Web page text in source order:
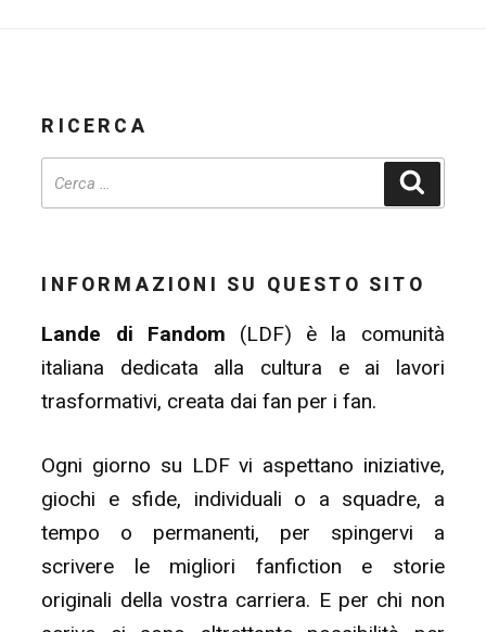
RICERCA
INFORMAZIONI SU QUESTO SITO
Lande di Fandom (LDF) è la comunità
italiana dedicata alla cultura e ai lavori
trasformativi, creata dai fan per i fan.
Ogni giorno su LDF vi aspettano iniziative,
giochi e sfide, individuali o a squadre, a
tempo o permanenti, per spingervi a
scrivere le migliori fanfiction e storie
originali della vostra carriera. E per chi non